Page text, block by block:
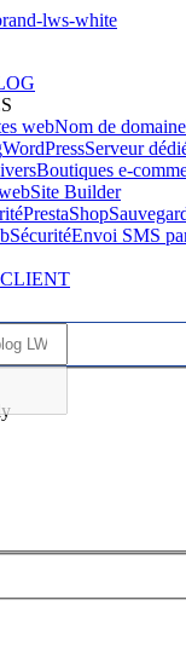
webNom de domaine
WordPressServeur
Boutiques e-
Site Builder
PrestaShop
SécuritéEnvoi SMS